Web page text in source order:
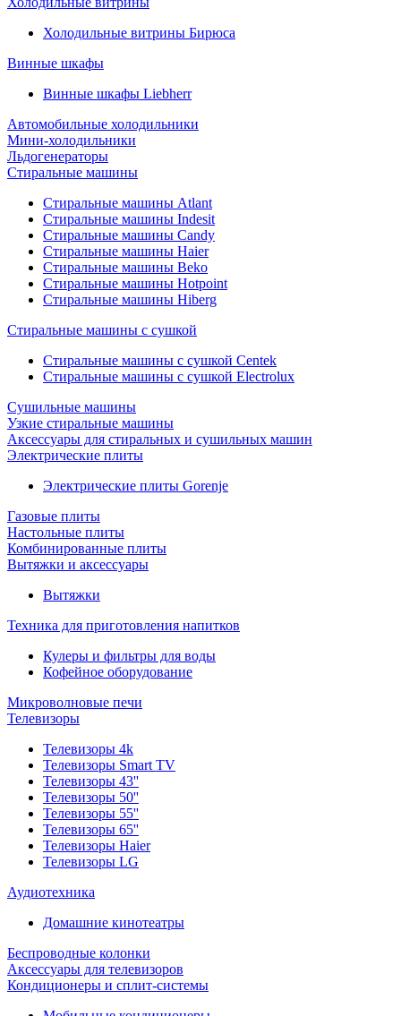
Холодильные витрины Бирюса
Винные шкафы
Винные шкафы Liebherr
Автомобильные холодильники
Мини-холодильники
Льдогенераторы
Стиральные машины
Стиральные машины Atlant
Стиральные машины Indesit
Стиральные машины Candy
Стиральные машины Haier
Стиральные машины Beko
Стиральные машины Hotpoint
Стиральные машины Hiberg
Стиральные машины с сушкой
Стиральные машины с сушкой Centek
Стиральные машины с сушкой Electrolux
Сушильные машины
Узкие стиральные машины
Аксессуары для стиральных и сушильных машин
Электрические плиты
Электрические плиты Gorenje
Газовые плиты
Настольные плиты
Комбинированные плиты
Вытяжки и аксессуары
Вытяжки
Техника для приготовления напитков
Кулеры и фильтры для воды
Кофейное оборудование
Микроволновые печи
Телевизоры
Телевизоры 4k
Телевизоры Smart TV
Телевизоры 43''
Телевизоры 50''
Телевизоры 55''
Телевизоры 65''
Телевизоры Haier
Телевизоры LG
Аудиотехника
Домашние кинотеатры
Беспроводные колонки
Аксессуары для телевизоров
Кондиционеры и сплит-системы